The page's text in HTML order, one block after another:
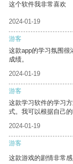
这个软件我非常喜欢
2024-01-19
游客
这款app的学习氛围很
成绩。
2024-01-19
游客
这款学习软件的学习
式。我可以根据自己的
2024-01-19
游客
这款游戏的剧情非常